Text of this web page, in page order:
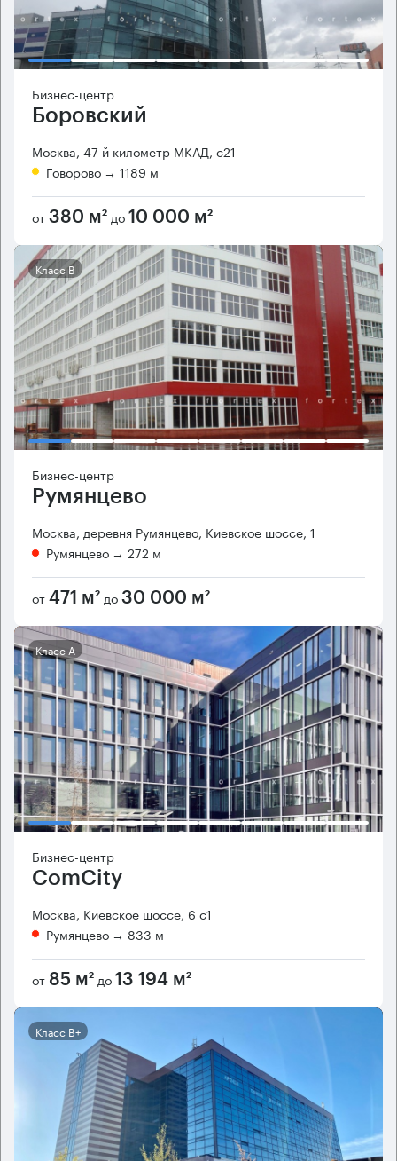
Бизнес-центр
Боровский
Москва, 47-й километр МКАД, с21
Говорово → 1189 м
от 380 м² до 10 000 м²
Класс B
Бизнес-центр
Румянцево
Москва, деревня Румянцево, Киевское шоссе, 1
Румянцево → 272 м
от 471 м² до 30 000 м²
Класс А
Бизнес-центр
ComCity
Москва, Киевское шоссе, 6 с1
Румянцево → 833 м
от 85 м² до 13 194 м²
Класс B+